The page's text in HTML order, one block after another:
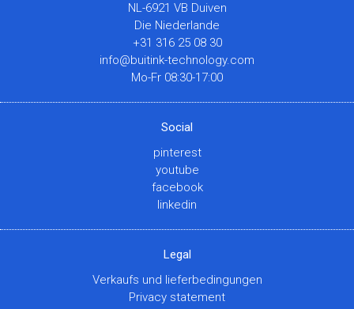
NL-6921 VB Duiven
Die Niederlande
+31 316 25 08 30
info@buitink-technology.com
Mo-Fr 08:30-17:00
Social
pinterest
youtube
facebook
linkedin
Legal
Verkaufs und lieferbedingungen
Privacy statement